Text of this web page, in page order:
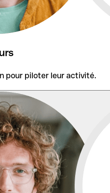
pour piloter leur activité.